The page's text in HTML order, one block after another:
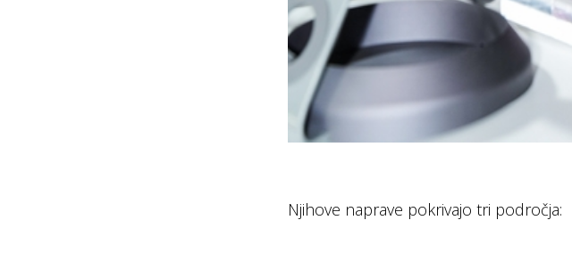
Njihove naprave pokrivajo tri področja: